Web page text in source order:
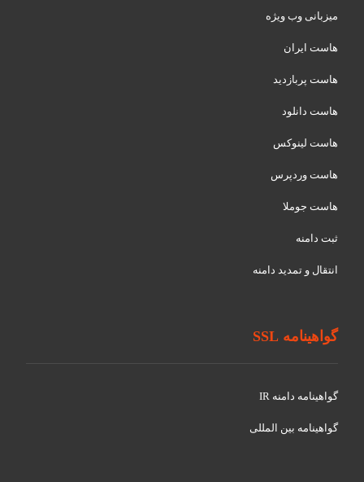
میزبانی وب ویژه
هاست ایران
هاست پربازدید
هاست دانلود
هاست لینوکس
هاست وردپرس
هاست جوملا
ثبت دامنه
انتقال و تمدید دامنه
گواهینامه SSL
گواهينامه دامنه IR
گواهينامه بین المللی